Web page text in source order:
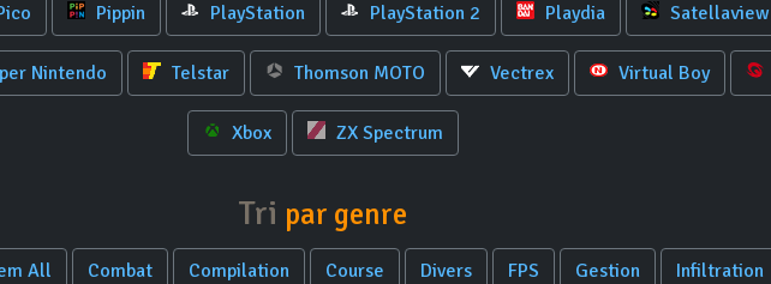
Pippin PlayStation PlayStation 2 Playdia Satellaview
Nintendo Telstar Thomson MOTO Vectrex Virtual Boy
Xbox ZX Spectrum
Tri par genre
All Combat Compilation Course Divers FPS Gestion Infiltration